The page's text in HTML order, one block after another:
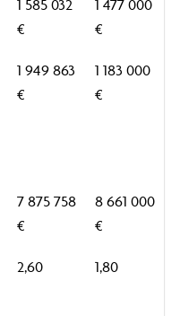
1 585 032
€
1 477 000
€
1 949 863
€
1 183 000
€
7 875 758
€
8 661 000
€
2,60 1,80